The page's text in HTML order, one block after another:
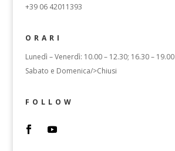
+39 06 42011393
ORARI
Lunedì – Venerdì: 10.00 – 12.30; 16.30 – 19.00
Sabato e Domenica/>Chiusi
FOLLOW